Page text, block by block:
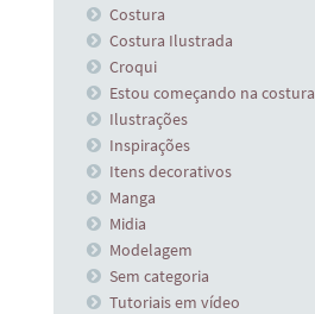
Costura
Costura Ilustrada
Croqui
Estou começando na costura
Ilustrações
Inspirações
Itens decorativos
Manga
Midia
Modelagem
Sem categoria
Tutoriais em vídeo